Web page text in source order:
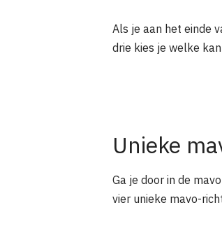
Als je aan het einde
drie kies je welke
Unieke
Ga je door in de
vier unieke mavo-